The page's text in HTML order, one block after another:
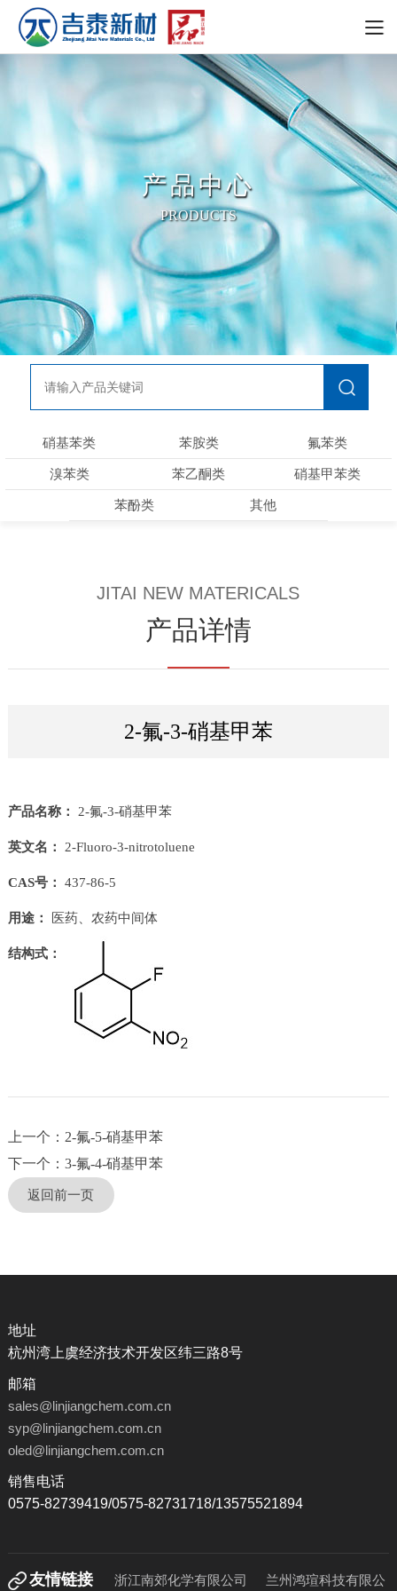
产品中心
PRODUCTS
硝基苯类 苯胺类 氟苯类
溴苯类 苯乙酮类 硝基甲苯类
苯酚类 其他
JITAI NEW MATERICALS
产品详情
2-氟-3-硝基甲苯
产品名称： 2-氟-3-硝基甲苯
英文名： 2-Fluoro-3-nitrotoluene
CAS号： 437-86-5
用途： 医药、农药中间体
结构式：
上一个：2-氟-5-硝基甲苯
下一个：3-氟-4-硝基甲苯
返回前一页
地址
杭州湾上虞经济技术开发区纬三路8号
邮箱
sales@linjiangchem.com.cn
syp@linjiangchem.com.cn
oled@linjiangchem.com.cn
销售电话
0575-82739419/0575-82731718/13575521894
友情链接 浙江南郊化学有限公司 兰州鸿瑄科技有限公